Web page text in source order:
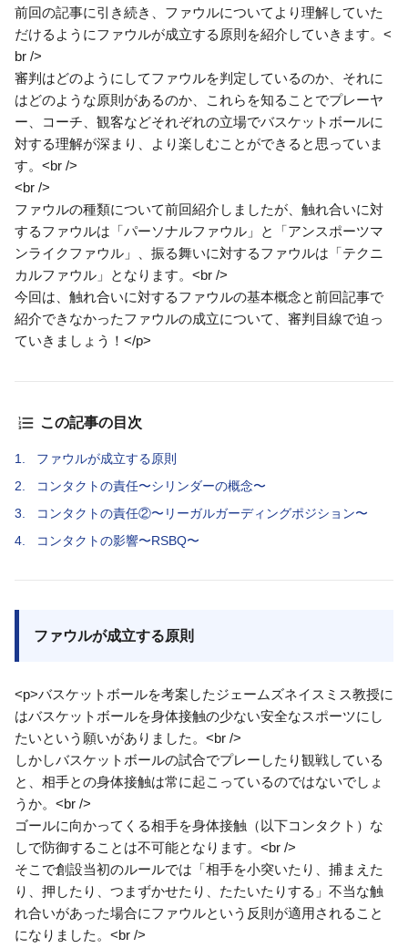
前回の記事に引き続き、ファウルについてより理解していた
だけるようにファウルが成立する原則を紹介していきます。<
br />
審判はどのようにしてファウルを判定しているのか、それに
はどのような原則があるのか、これらを知ることでプレーヤ
ー、コーチ、観客などそれぞれの立場でバスケットボールに
対する理解が深まり、より楽しむことができると思っていま
す。<br />
<br />
ファウルの種類について前回紹介しましたが、触れ合いに対
するファウルは「パーソナルファウル」と「アンスポーツマ
ンライクファウル」、振る舞いに対するファウルは「テクニ
カルファウル」となります。<br />
今回は、触れ合いに対するファウルの基本概念と前回記事で
紹介できなかったファウルの成立について、審判目線で迫っ
ていきましょう！</p>
この記事の目次
1.
ファウルが成立する原則
2.
コンタクトの責任〜シリンダーの概念〜
3.
コンタクトの責任②〜リーガルガーディングポジション〜
4.
コンタクトの影響〜RSBQ〜
ファウルが成立する原則
<p>バスケットボールを考案したジェームズネイスミス教授に
はバスケットボールを身体接触の少ない安全なスポーツにし
たいという願いがありました。<br />
しかしバスケットボールの試合でプレーしたり観戦している
と、相手との身体接触は常に起こっているのではないでしょ
うか。<br />
ゴールに向かってくる相手を身体接触（以下コンタクト）な
しで防御することは不可能となります。<br />
そこで創設当初のルールでは「相手を小突いたり、捕まえた
り、押したり、つまずかせたり、たたいたりする」不当な触
れ合いがあった場合にファウルという反則が適用されること
になりました。<br />